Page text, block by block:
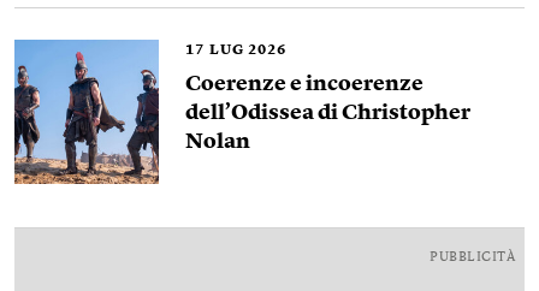
17 LUG 2026
Coerenze e incoerenze
dell’Odissea di Christopher
Nolan
PUBBLICITÀ